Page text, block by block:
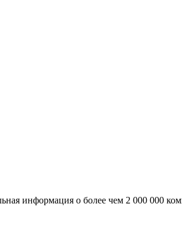
информация о более чем 2 000 000